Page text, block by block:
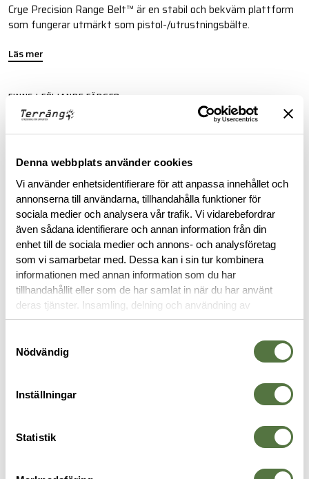
Denna webbplats använder cookies
Vi använder enhetsidentifierare för att anpassa innehållet och
annonserna till användarna, tillhandahålla funktioner för
sociala medier och analysera vår trafik. Vi vidarebefordrar
även sådana identifierare och annan information från din
enhet till de sociala medier och annons- och analysföretag
som vi samarbetar med. Dessa kan i sin tur kombinera
informationen med annan information som du har
tillhandahållit eller som de har samlat in när du har använt
deras tjänster. Insamling, delning och användning av
personuppgifter kan användas för personalisering av
Nödvändig
Inställningar
Statistik
Crye Precision Range Belt™ är en stabil och bekväm plattform
som fungerar utmärkt som pistol-/utrustningsbälte.
Läs mer
FINNS I FÖLJANDE FÄRGER
BESKRIVNING
RECENSIONER
OM VARUMÄRKET